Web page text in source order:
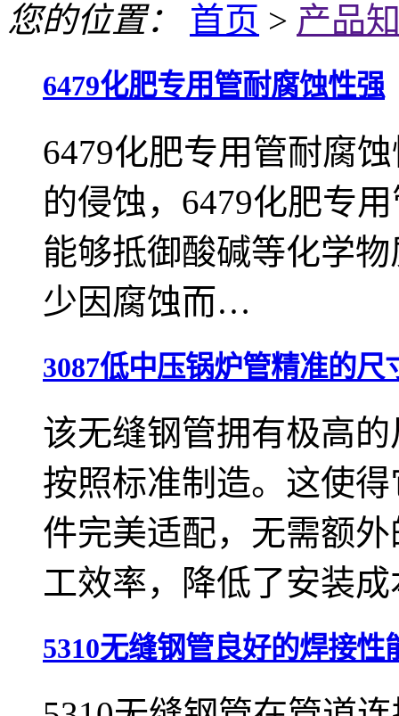
您的位置： 首页 > 产品
6479化肥专用管耐腐蚀性强
6479化肥专用管耐腐
的侵蚀，6479化肥专
能够抵御酸碱等化学
少因腐蚀而…
3087低中压锅炉管精准的尺
该无缝钢管拥有极高
按照标准制造。这使
件完美适配，无需额
工效率，降低了安装
5310无缝钢管良好的焊接性